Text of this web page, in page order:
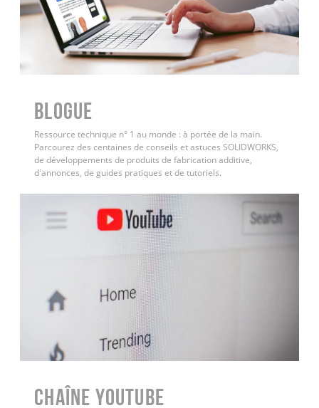
BLOGUE
Ressource technique n° 1 au monde : à portée de la main.
Parcourez des centaines de conseils et astuces SOLIDWORKS,
de développements de produits de fabrication additive,
d'annonces, de guides pratiques et de tutoriels.
Chaîne YouTube